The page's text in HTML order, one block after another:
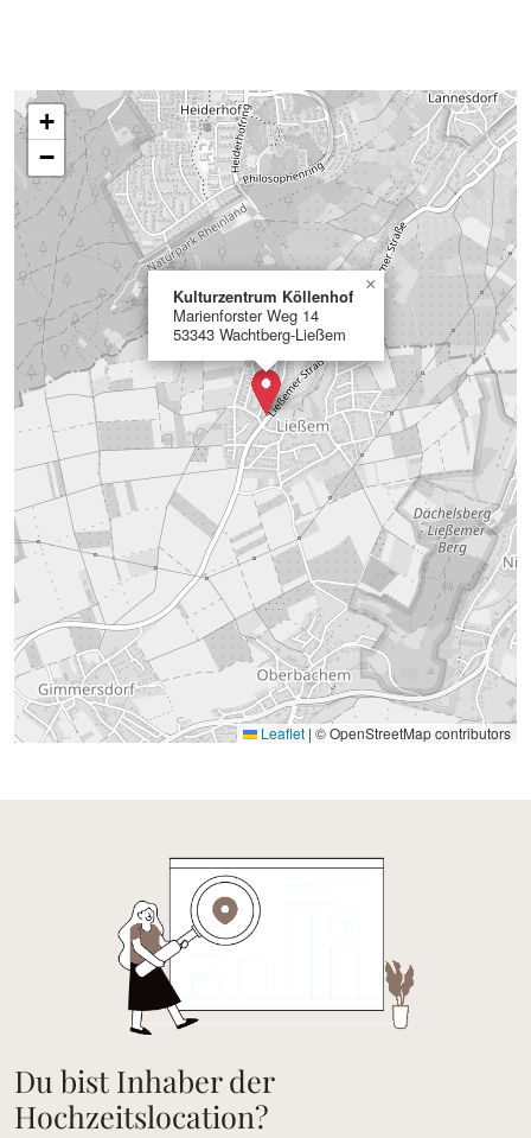
Kulturzentrum Köllenhof
Marienforster Weg 14
53343 Wachtberg-Ließem
×
+
−
Leaflet | © OpenStreetMap contributors
Du bist Inhaber der
Hochzeitslocation?